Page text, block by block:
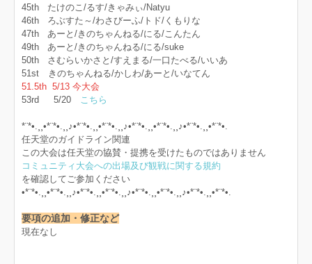
45th たけのこ/るす/きゃみぃ/Natyu
46th ろぶすた～/わさびーふ/トド/くもりな
47th あーと/きのちゃんねる/にる/こんたん
49th あーと/きのちゃんねる/にる/suke
50th さむらいかさと/すえまる/一口たべる/いいあ
51st きのちゃんねる/かしわ/あーと/いなてん
51.5th 5/13 今大会
53rd 5/20
こちら
*¨*•.¸¸•*¨*•.¸¸♪•*¨*•.¸¸•*¨*•.¸¸♪•*¨*•.¸¸•*¨*•.¸¸♪•*¨*•.¸¸•*¨*•.
任天堂のガイドライン関連
この大会は任天堂の協賛・提携を受けたものではありません
コミュニティ大会への出場及び観戦に関する規約
を確認してご参加ください
•*¨*•.¸¸•*¨*•.¸¸♪•*¨*•.¸¸•*¨*•.¸¸♪•*¨*•.¸¸•*¨*•.¸¸♪•*¨*•.¸¸•*¨*•.
要項の追加・修正など
現在なし